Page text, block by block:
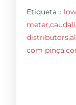
Etiqueta：
meter,
distributors,
com pinça,